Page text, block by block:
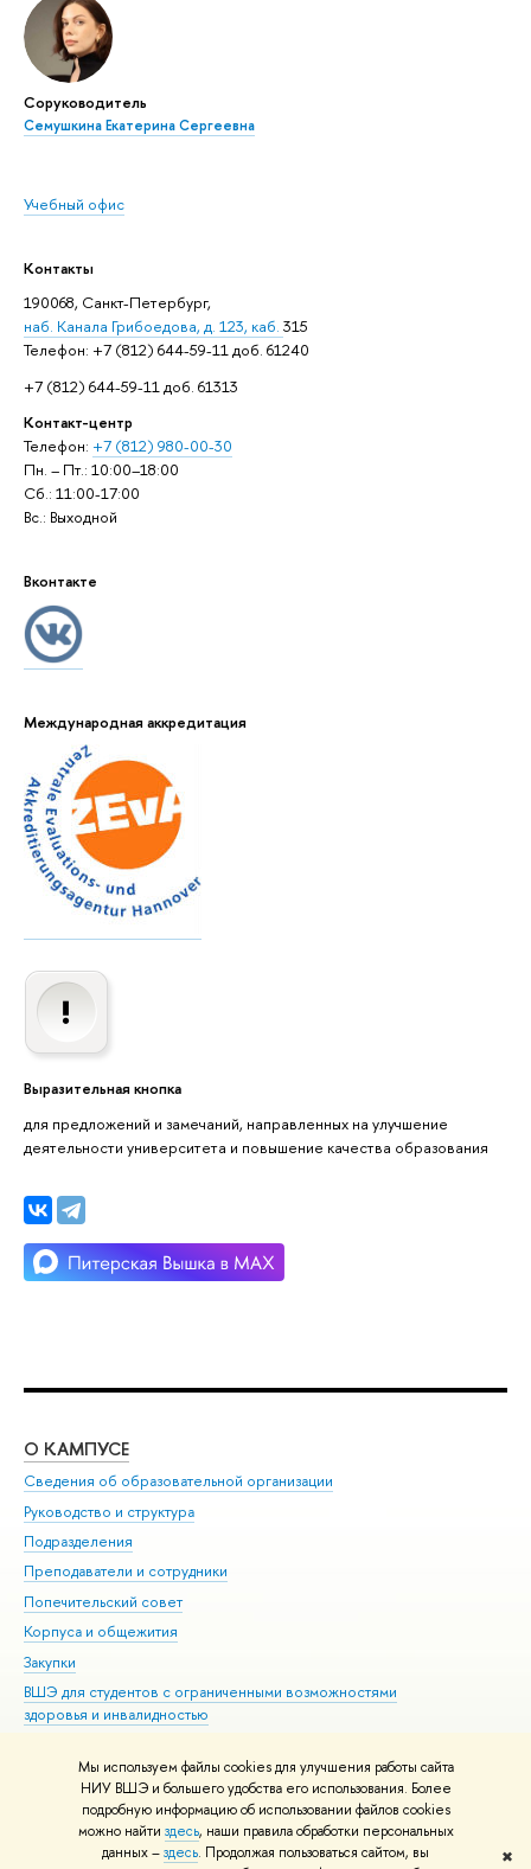
Мы используем файлы cookies для улучшения работы сайта
НИУ ВШЭ и большего удобства его использования. Более
подробную информацию об использовании файлов cookies
можно найти здесь, наши правила обработки персональных
данных –здесь. Продолжая пользоваться сайтом, вы
✖
Соруководитель
Семушкина Екатерина Сергеевна
Учебный офис
Контакты
190068, Санкт-Петербург,
наб. Канала Грибоедова, д. 123, каб. 315
Телефон: +7 (812) 644-59-11 доб. 61240
+7 (812) 644-59-11 доб. 61313
Контакт-центр
Телефон: +7 (812) 980-00-30
Пн. – Пт.: 10:00–18:00
Сб.: 11:00-17:00
Вс.: Выходной
Вконтакте
Международная аккредитация
Выразительная кнопка
для предложений и замечаний, направленных на улучшение
деятельности университета и повышение качества образования
О КАМПУСЕ
Сведения об образовательной организации
Руководство и структура
Подразделения
Преподаватели и сотрудники
Попечительский совет
Корпуса и общежития
Закупки
ВШЭ для студентов с ограниченными возможностями
здоровья и инвалидностью
Единая платежная страница